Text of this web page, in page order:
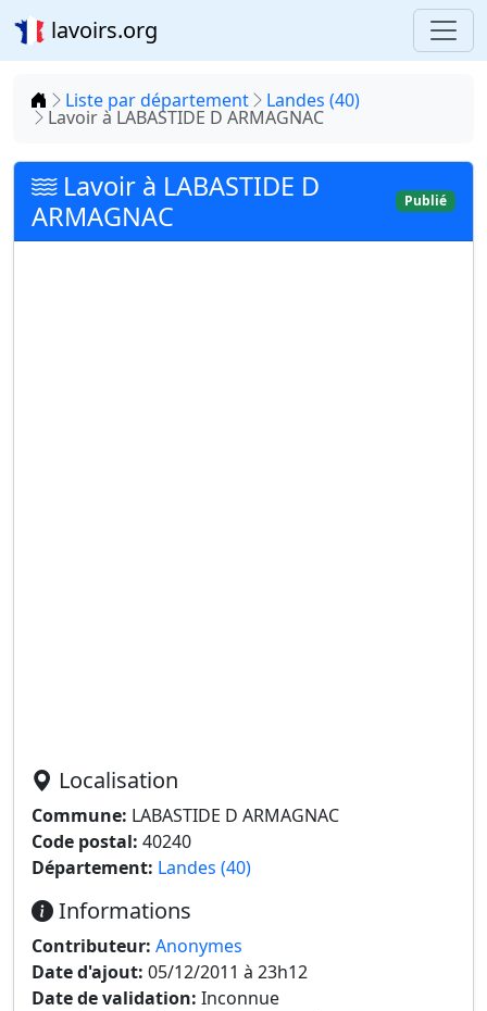
lavoirs.org
Accueil
Liste par département Landes (40)
Lavoir à LABASTIDE D ARMAGNAC
Lavoir à LABASTIDE D
ARMAGNAC
Publié
Localisation
Commune: LABASTIDE D ARMAGNAC
Code postal: 40240
Département: Landes (40)
Informations
Contributeur: Anonymes
Date d'ajout: 05/12/2011 à 23h12
Date de validation: Inconnue